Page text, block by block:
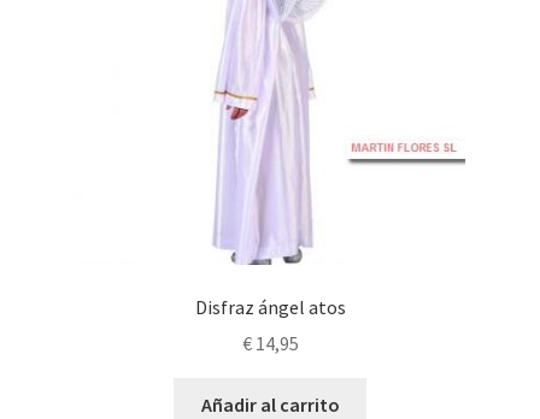
Disfraz ángel atos
€14,95
Añadir al carrito